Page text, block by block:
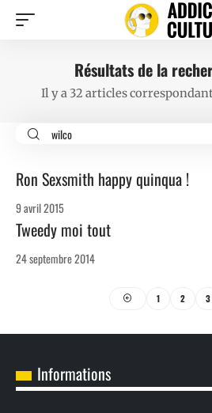
Résultats de la
Il y a 32 articles
Ron Sexsmith happy quinqua !
9 avril 2015
Tweedy moi tout
24 septembre 2014
1 2 3
Informations